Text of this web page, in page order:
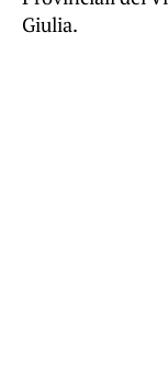
Giulia.